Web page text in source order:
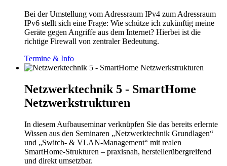
Bei der Umstellung vom Adressraum IPv4 zum Adressraum
IPv6 stellt sich eine Frage: Wie schütze ich zukünftig meine
Geräte gegen Angriffe aus dem Internet? Hierbei ist die
richtige Firewall von zentraler Bedeutung.
Termine & Info
Netzwerktechnik 5 - SmartHome
Netzwerkstrukturen
In diesem Aufbauseminar verknüpfen Sie das bereits erlernte
Wissen aus den Seminaren „Netzwerktechnik Grundlagen“
und „Switch- & VLAN-Management“ mit realen
SmartHome‑Strukturen – praxisnah, herstellerübergreifend
und direkt umsetzbar.